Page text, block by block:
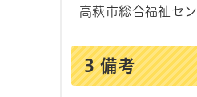
高萩市総合福祉セ
3 備考